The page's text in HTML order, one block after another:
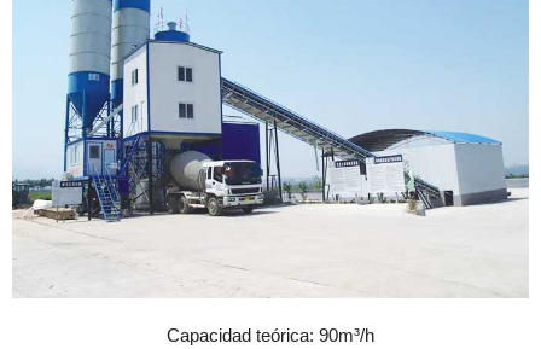
Capacidad teórica: 90m³/h